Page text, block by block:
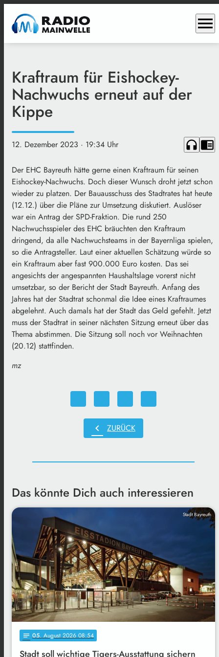
menu
Kraftraum für Eishockey-
Nachwuchs erneut auf der
Kippe
12. Dezember 2023 · 19:34 Uhr headphones chrome_reader_mode
Der EHC Bayreuth hätte gerne einen Kraftraum für seinen
Eishockey-Nachwuchs. Doch dieser Wunsch droht jetzt schon
wieder zu platzen. Der Bauausschuss des Stadtrates hat heute
(12.12.) über die Pläne zur Umsetzung diskutiert. Auslöser
war ein Antrag der SPD-Fraktion. Die rund 250
Nachwuchsspieler des EHC bräuchten den Kraftraum
dringend, da alle Nachwuchsteams in der Bayernliga spielen,
so die Antragsteller. Laut einer aktuellen Schätzung würde so
ein Kraftraum aber fast 900.000 Euro kosten. Das sei
angesichts der angespannten Haushaltslage vorerst nicht
umsetzbar, so der Bericht der Stadt Bayreuth. Anfang des
Jahres hat der Stadtrat schonmal die Idee eines Kraftraumes
abgelehnt. Auch damals hat der Stadt das Geld gefehlt. Jetzt
muss der Stadtrat in seiner nächsten Sitzung erneut über das
Thema abstimmen. Die Sitzung soll noch vor Weihnachten
(20.12) stattfinden.
mz
chevron_left ZURÜCK
Das könnte Dich auch interessieren
Stadt Bayreuth
notes 05. August 2026 08:54
Stadt soll wichtige Tigers-Ausstattung sichern